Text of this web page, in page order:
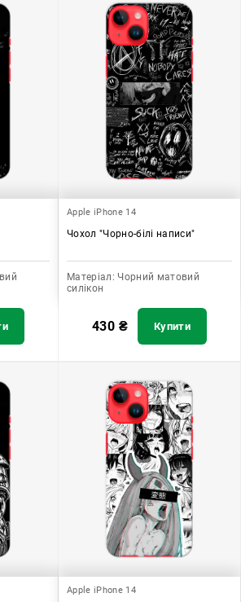
Apple iPhone 14
Чохол "Чорно-білі написи"
Матеріал: Чорний матовий
силікон
430 ₴ Купити
Apple iPhone 14